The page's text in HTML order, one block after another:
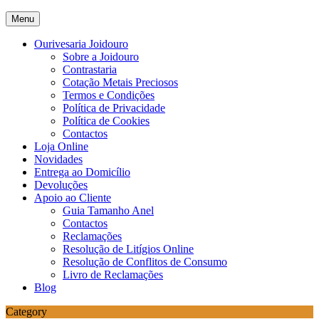
Menu
Ourivesaria Joidouro
Sobre a Joidouro
Contrastaria
Cotação Metais Preciosos
Termos e Condições
Política de Privacidade
Política de Cookies
Contactos
Loja Online
Novidades
Entrega ao Domicílio
Devoluções
Apoio ao Cliente
Guia Tamanho Anel
Contactos
Reclamações
Resolução de Litígios Online
Resolução de Conflitos de Consumo
Livro de Reclamações
Blog
Category